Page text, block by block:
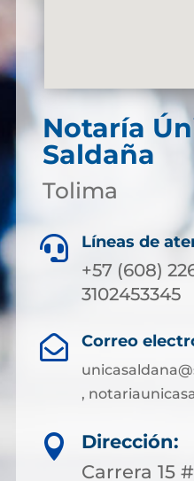
Notaría
Saldaña
Tolima
 Líneas de
+57 (608)
3102453345
 Correo
,

Dirección:
Carrera 15